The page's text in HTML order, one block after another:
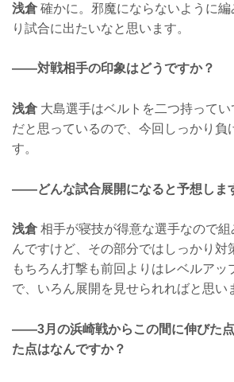
浅倉確かに。邪魔にならないように
り試合に出たいなと思います。
——対戦相手の印象はどうですか？
浅倉大島選手はベルトを二つ持って
だと思っているので、今回しっかり負
す。
——どんな試合展開になると予想しま
浅倉相手が寝技が得意な選手なので組
んですけど、その部分ではしっかり対
もちろん打撃も前回よりはレベルアッ
で、いろん展開を見せられればと思い
——3月の浜崎戦からこの間に伸びた
た点はなんですか？